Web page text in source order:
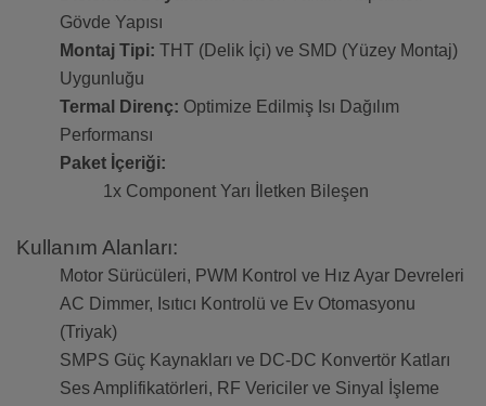
Gövde Yapısı
Montaj Tipi: THT (Delik İçi) ve SMD (Yüzey Montaj)
Uygunluğu
Termal Direnç: Optimize Edilmiş Isı Dağılım
Performansı
Paket İçeriği:
1x Component Yarı İletken Bileşen
Kullanım Alanları:
Motor Sürücüleri, PWM Kontrol ve Hız Ayar Devreleri
AC Dimmer, Isıtıcı Kontrolü ve Ev Otomasyonu
(Triyak)
SMPS Güç Kaynakları ve DC-DC Konvertör Katları
Ses Amplifikatörleri, RF Vericiler ve Sinyal İşleme